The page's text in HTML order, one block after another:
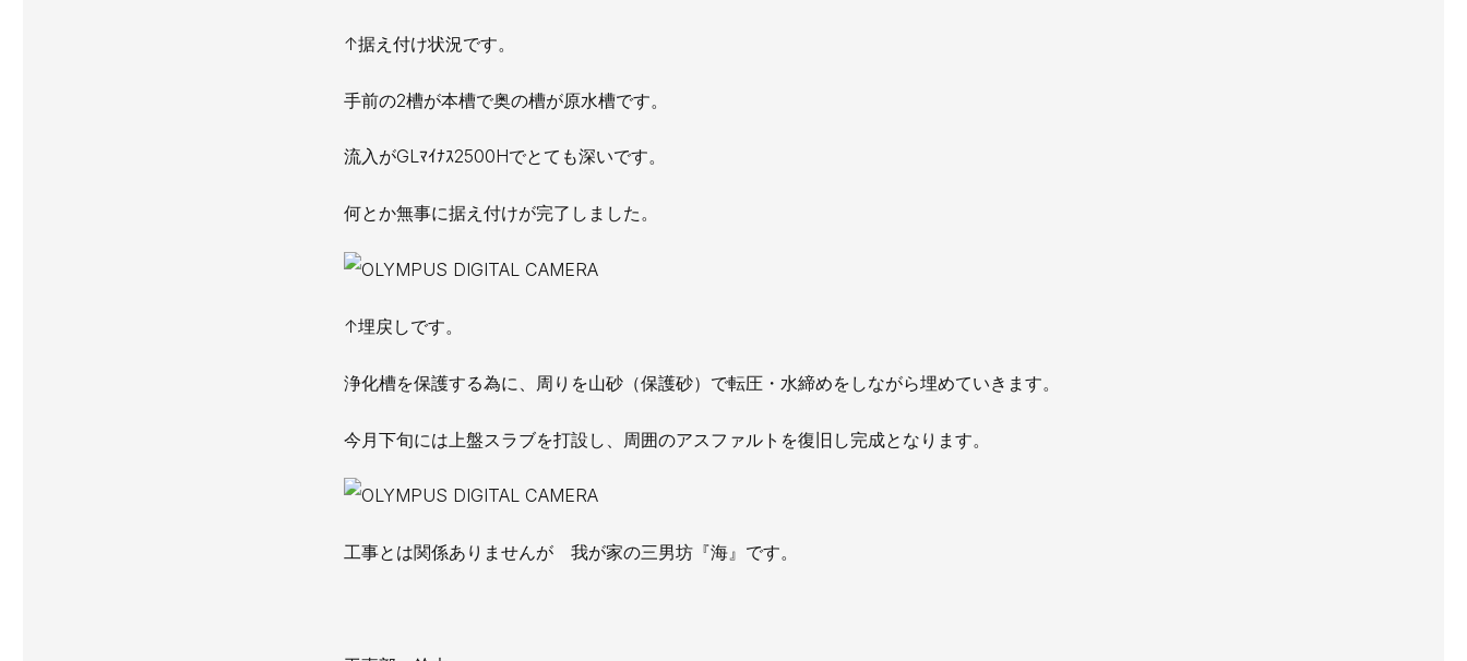
↑据え付け状況です。
手前の2槽が本槽で奥の槽が原水槽です。
流入がGLﾏｲﾅｽ2500Hでとても深いです。
何とか無事に据え付けが完了しました。
↑埋戻しです。
浄化槽を保護する為に、周りを山砂（保護砂）で転圧・水締めをしながら埋めていきます。
今月下旬には上盤スラブを打設し、周囲のアスファルトを復旧し完成となります。
工事とは関係ありませんが 我が家の三男坊『海』です。